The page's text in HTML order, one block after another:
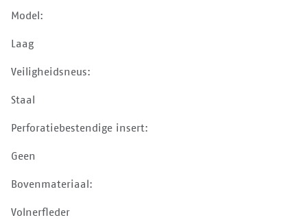
Model:
Laag
Veiligheidsneus:
Staal
Perforatiebestendige insert:
Geen
Bovenmateriaal:
Volnerfleder